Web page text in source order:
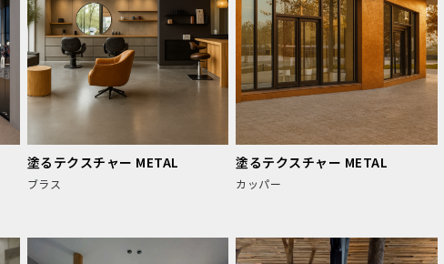
塗るテクスチャー METAL
ブラス
塗るテクスチャー METAL
カッパー